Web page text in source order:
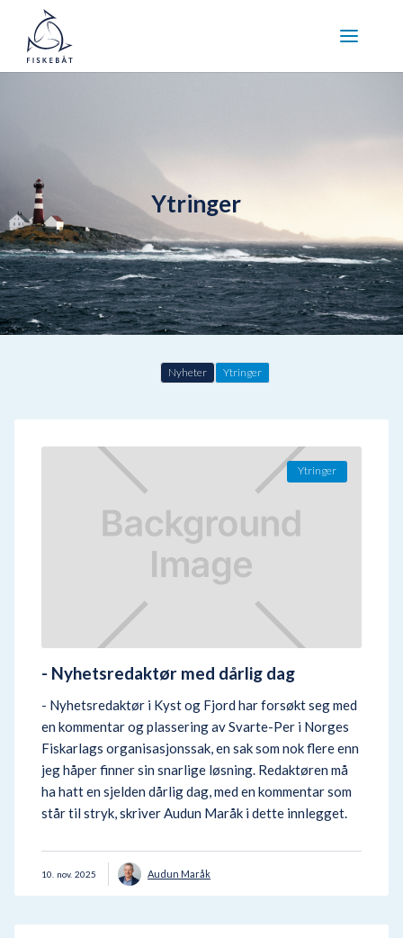
Ytringer
Nyheter Ytringer
Ytringer
- Nyhetsredaktør med dårlig dag
- Nyhetsredaktør i Kyst og Fjord har forsøkt seg med
en kommentar og plassering av Svarte-Per i Norges
Fiskarlags organisasjonssak, en sak som nok flere enn
jeg håper finner sin snarlige løsning. Redaktøren må
ha hatt en sjelden dårlig dag, med en kommentar som
står til stryk, skriver Audun Maråk i dette innlegget.
10 nov. 2025 Audun Maråk